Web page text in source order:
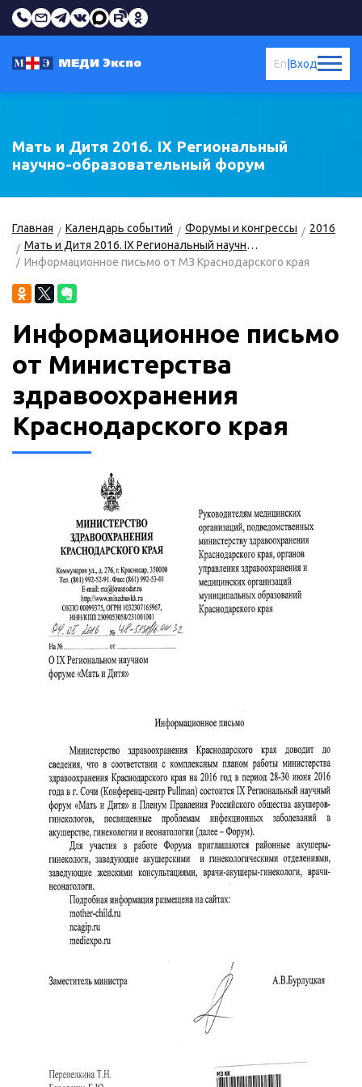
Вход
En
Мать и Дитя 2016. IX Региональный
научно-образовательный форум
Главная Календарь событий Форумы и конгрессы
2016
Мать и Дитя 2016. IX Региональный научно-образовательный форум
Информационное письмо от МЗ Краснодарского края
Информационное письмо
от Министерства
здравоохранения
Краснодарского края